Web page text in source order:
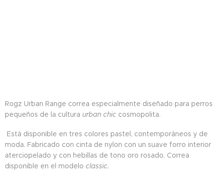
Rogz Urban Range correa especialmente diseñado para perros
pequeños de la cultura urban chic cosmopolita.
Está disponible en tres colores pastel, contemporáneos y de
moda. Fabricado con cinta de nylon con un suave forro interior
aterciopelado y con hebillas de tono oro rosado. Correa
disponible en el modelo classic.